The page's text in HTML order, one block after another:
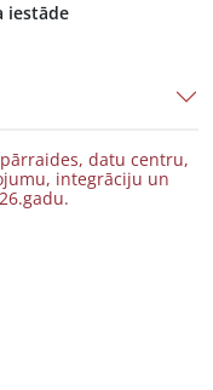
iestāde
datu centru,
integrāciju un